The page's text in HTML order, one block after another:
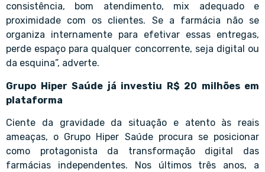
consistência, bom atendimento, mix adequado e
proximidade com os clientes. Se a farmácia não se
organiza internamente para efetivar essas entregas,
perde espaço para qualquer concorrente, seja digital ou
da esquina”, adverte.
Grupo Hiper Saúde já investiu R$ 20 milhões em
plataforma
Ciente da gravidade da situação e atento às reais
ameaças, o Grupo Hiper Saúde procura se posicionar
como protagonista da transformação digital das
farmácias independentes. Nos últimos três anos, a